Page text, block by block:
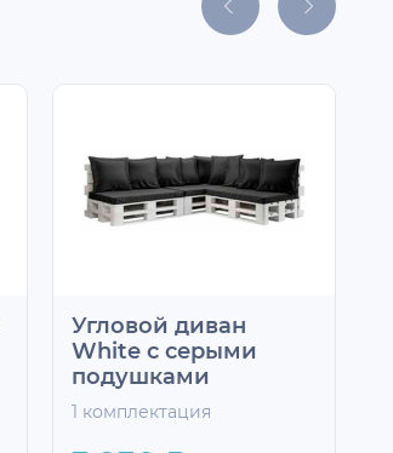
Угловой диван
White с серыми
подушками
1 комплектация